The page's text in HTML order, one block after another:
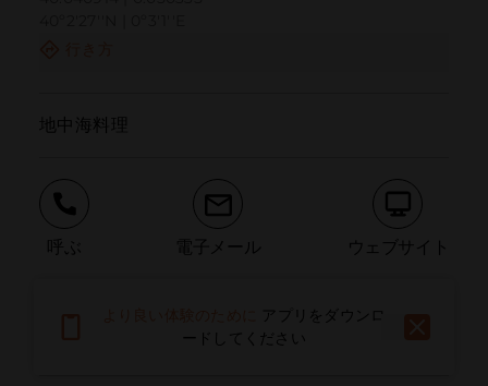
地中海料理
呼ぶ 電子メール ウェブサイト
問題を報告する
アプリをダウンロ
ードしてください